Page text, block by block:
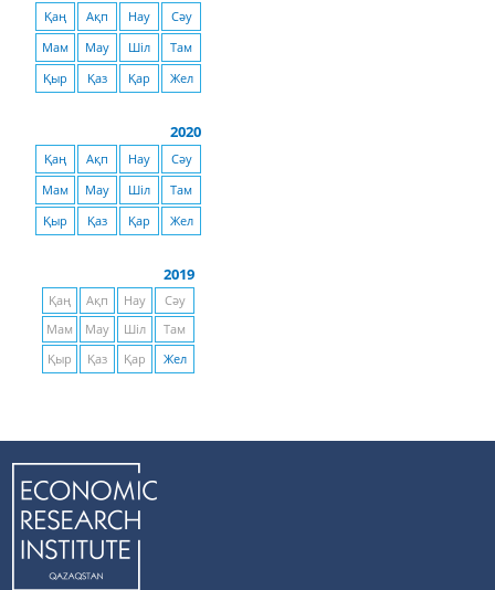
Қаң Ақп Нау
Сәу
Мам
Мау Шіл
Там
Қыр
Қаз Қар Жел
2020
Қаң Ақп Нау
Сәу
Мам
Мау Шіл
Там
Қыр
Қаз Қар Жел
2019
Қаң Ақп Нау
Сәу
Мам
Мау Шіл
Там
Қыр
Қаз Қар Жел